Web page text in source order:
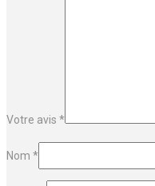
Votre avis *
Nom *